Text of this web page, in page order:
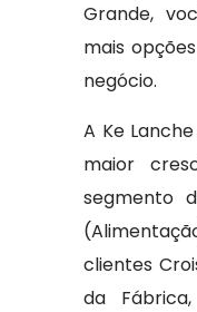
Grande,
mais
negócio.
A Ke
maior
segmento
clientes
da